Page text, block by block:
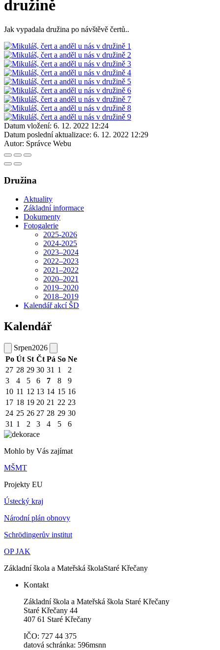
družině
Jak vypadala družina po návštěvě čertů..
Datum vložení: 6. 12. 2022 12:24
Datum poslední aktualizace: 6. 12. 2022 12:29
Autor: Správce Webu
Družina
Aktuality
Základní informace
Dokumenty
Fotogalerie
2025-2026
2024-2025
2023–2024
2022–2023
2021–2022
2020–2021
2019–2020
2018–2019
Kalendář akcí ŠD
Kalendář
Srpen2026
Po Út St Čt Pá So Ne
27 28 29 30 31 1
2
3
4 5 6 7 8
9
10 11 12 13 14 15 16
17 18 19 20 21 22 23
24 25 26 27 28 29 30
31 1 2 3 4 5 6
Mohlo by Vás zajímat
MŠMT
Projekty EU
Ústecký kraj
Národní plán obnovy
Schrödingerův institut
OP JAK
Základní škola a Mateřská školaStaré Křečany
Kontakt
Základní škola a Mateřská škola Staré Křečany
Staré Křečany 44
407 61 Staré Křečany
IČO: 727 44 375
datová schránka: 596msnn